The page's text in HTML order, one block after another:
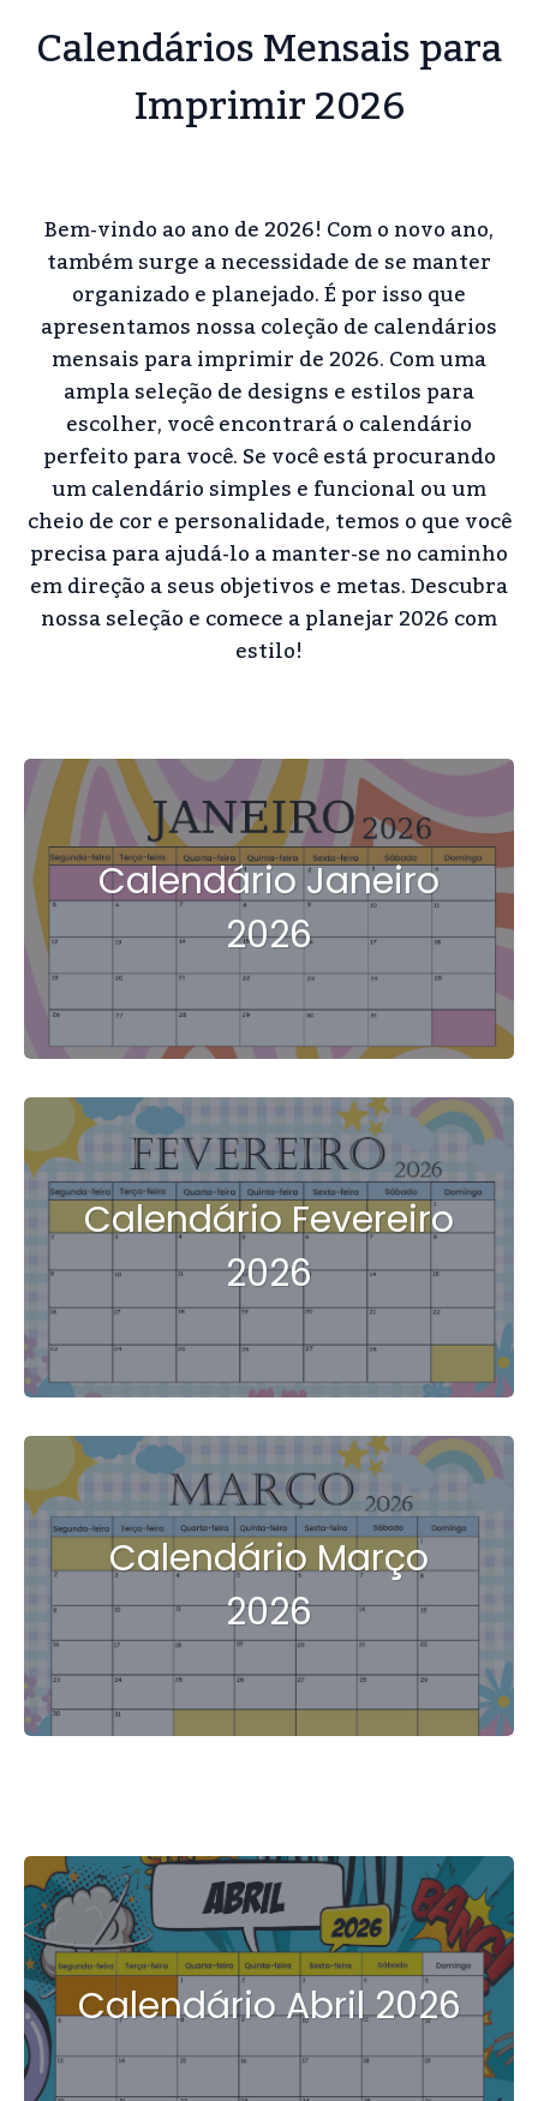
Calendários Mensais para
Imprimir 2026
Bem-vindo ao ano de 2026! Com o novo ano,
também surge a necessidade de se manter
organizado e planejado. É por isso que
apresentamos nossa coleção de calendários
mensais para imprimir de 2026. Com uma
ampla seleção de designs e estilos para
escolher, você encontrará o calendário
perfeito para você. Se você está procurando
um calendário simples e funcional ou um
cheio de cor e personalidade, temos o que você
precisa para ajudá-lo a manter-se no caminho
em direção a seus objetivos e metas. Descubra
nossa seleção e comece a planejar 2026 com
estilo!
Calendário Janeiro
2026
Calendário Fevereiro
2026
Calendário Março
2026
Calendário Abril 2026